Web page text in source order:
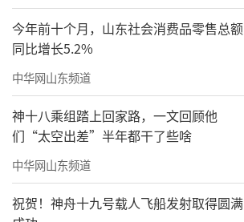
今年前十个月，山东社会消费品零售总额
同比增长5.2%
中华网山东频道
神十八乘组踏上回家路，一文回顾他
们“太空出差”半年都干了些啥
中华网山东频道
祝贺！神舟十九号载人飞船发射取得圆满